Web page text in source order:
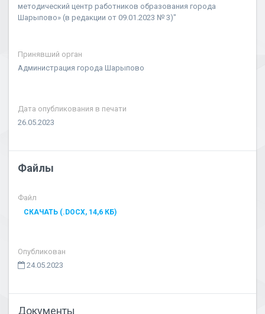
методический центр работников образования города
Шарыпово» (в редакции от 09.01.2023 № 3)"
Принявший орган
Администрация города Шарыпово
Дата опубликования в печати
26.05.2023
Файлы
Файл
СКАЧАТЬ (.DOCX, 14,6 КБ)
Опубликован
24.05.2023
Документы